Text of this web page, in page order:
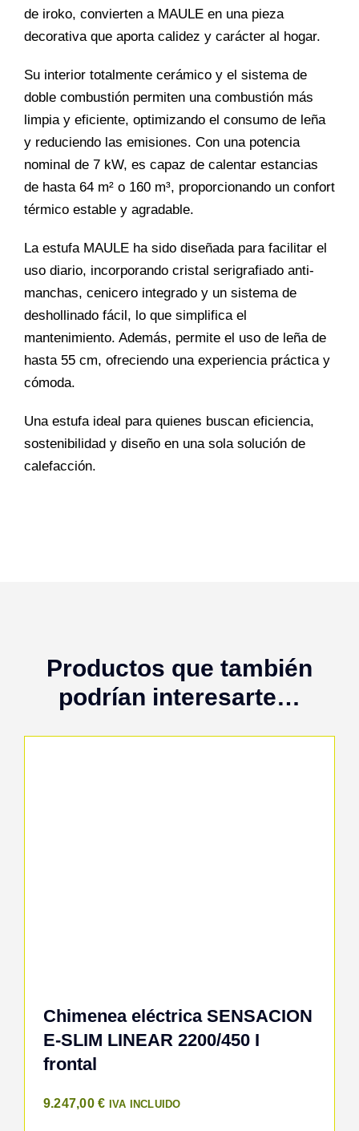
de iroko, convierten a MAULE en una pieza
decorativa que aporta calidez y carácter al hogar.
Su interior totalmente cerámico y el sistema de
doble combustión permiten una combustión más
limpia y eficiente, optimizando el consumo de leña
y reduciendo las emisiones. Con una potencia
nominal de 7 kW, es capaz de calentar estancias
de hasta 64 m² o 160 m³, proporcionando un confort
térmico estable y agradable.
La estufa MAULE ha sido diseñada para facilitar el
uso diario, incorporando cristal serigrafiado anti-
manchas, cenicero integrado y un sistema de
deshollinado fácil, lo que simplifica el
mantenimiento. Además, permite el uso de leña de
hasta 55 cm, ofreciendo una experiencia práctica y
cómoda.
Una estufa ideal para quienes buscan eficiencia,
sostenibilidad y diseño en una sola solución de
calefacción.
Productos que también
podrían interesarte…
Chimenea eléctrica SENSACION
E-SLIM LINEAR 2200/450 I
frontal
9.247,00€ IVA INCLUIDO